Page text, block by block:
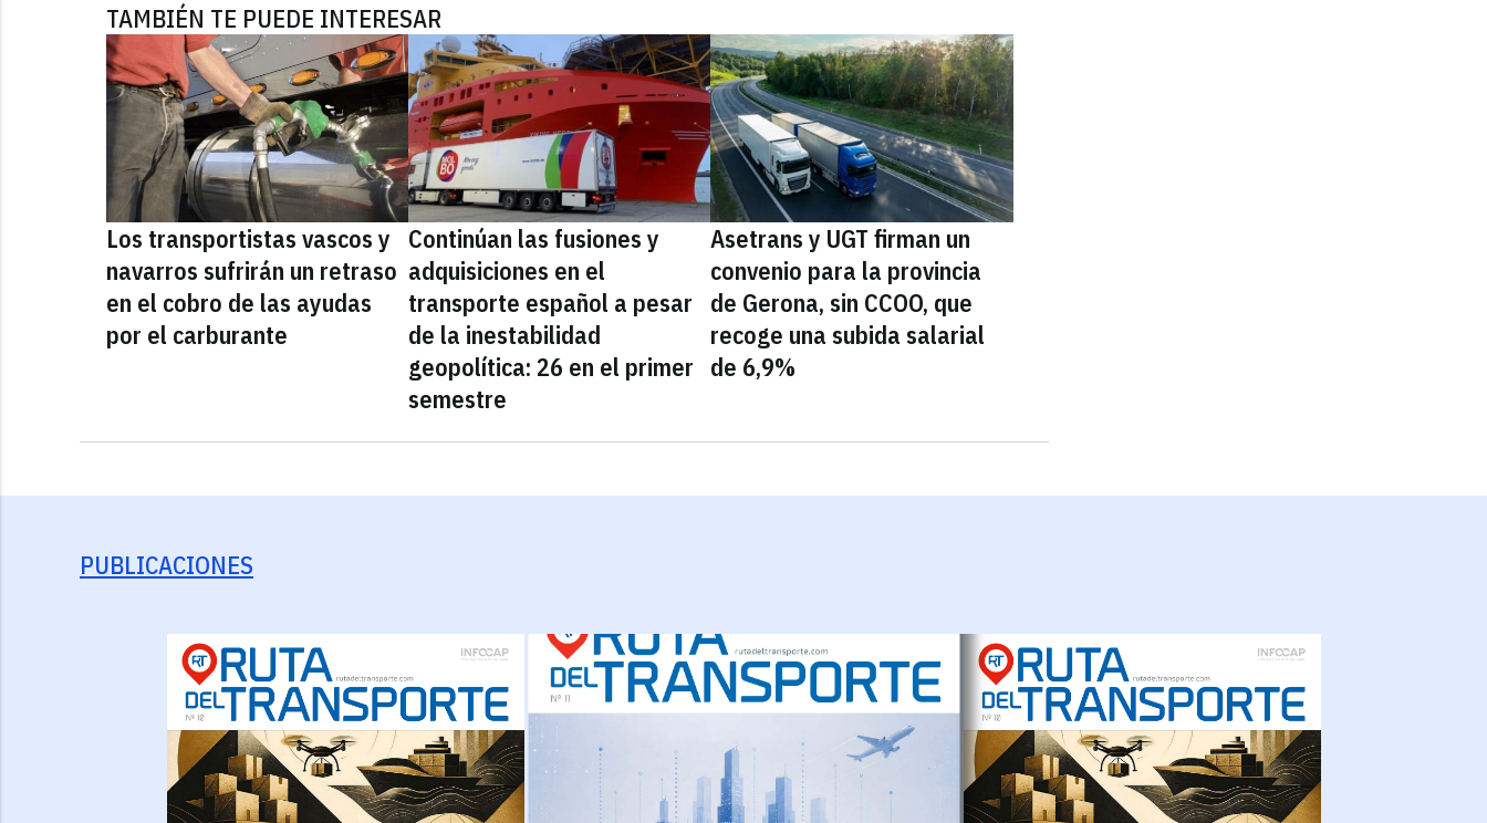
TAMBIÉN TE PUEDE INTERESAR
Los transportistas vascos y
navarros sufrirán un retraso
en el cobro de las ayudas
por el carburante
Continúan las fusiones y
adquisiciones en el
transporte español a pesar
de la inestabilidad
geopolítica: 26 en el primer
semestre
Asetrans y UGT firman un
convenio para la provincia
de Gerona, sin CCOO, que
recoge una subida salarial
de 6,9%
PUBLICACIONES